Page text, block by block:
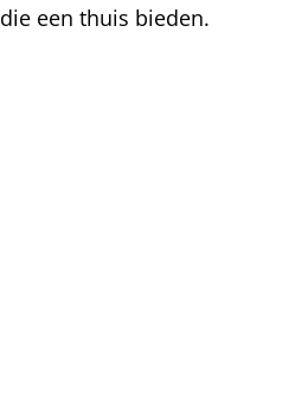
een thuis bieden.